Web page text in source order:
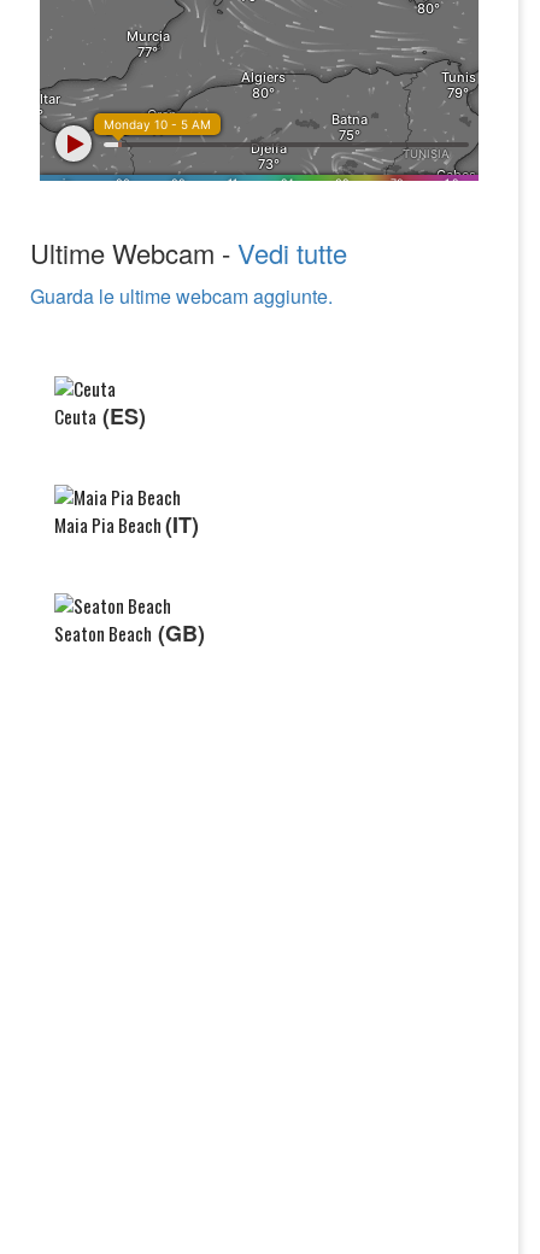
Ultime Webcam -Vedi tutte
Guarda le ultime webcam aggiunte.
Ceuta (ES)
Maia Pia Beach(IT)
Seaton Beach (GB)